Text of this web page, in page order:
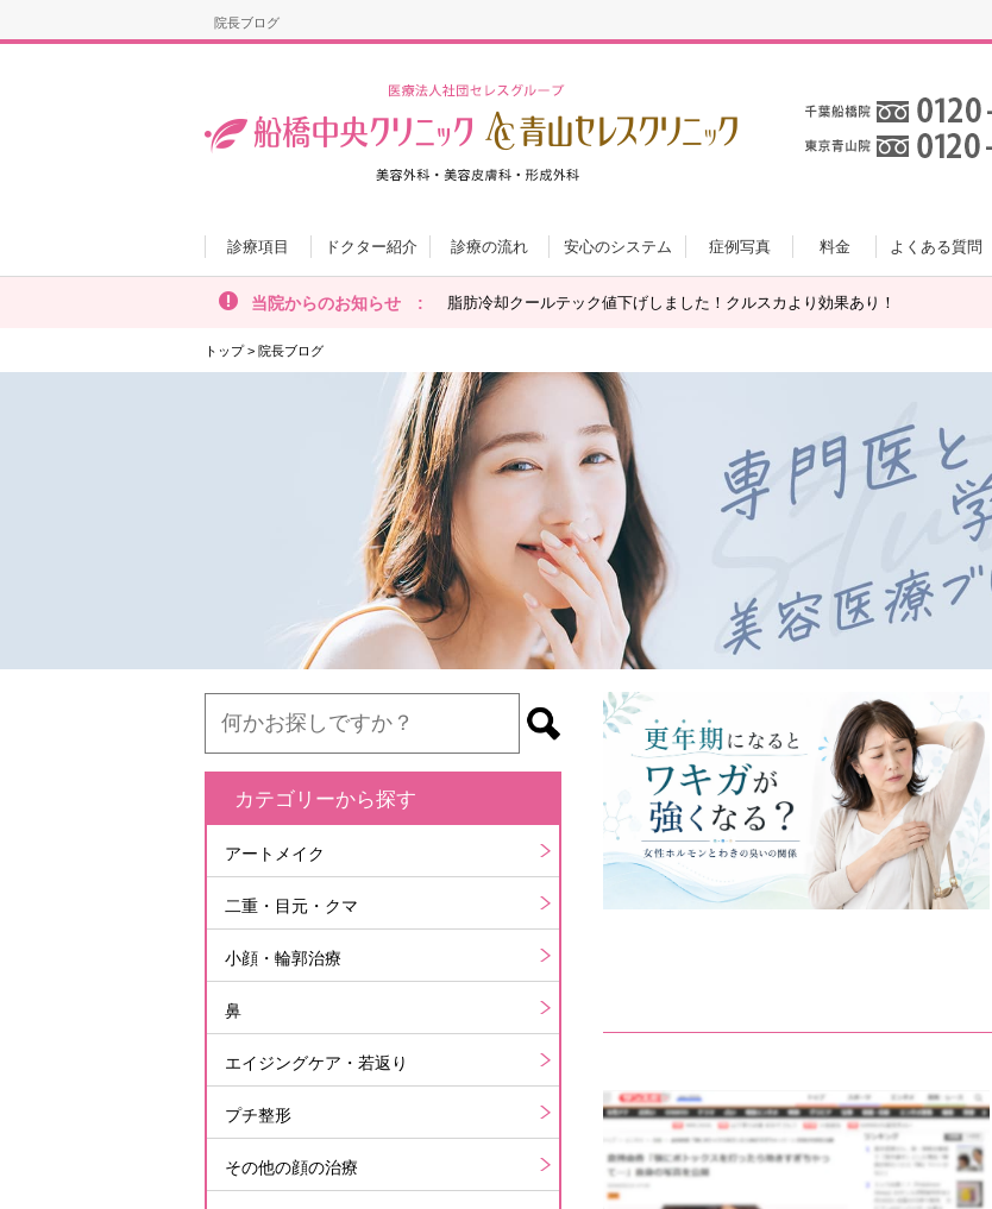
院長ブログ
診療項目 ドクター紹介 診療の流れ 安心のシステム 症例写真 料金 よくある質問
当院からのお知らせ : 脂肪冷却クールテック値下げしました！クルスカより効果あり！
トップ > 院長ブログ
カテゴリーから探す
アートメイク
二重・目元・クマ
小顔・輪郭治療
鼻
エイジングケア・若返り
プチ整形
その他の顔の治療